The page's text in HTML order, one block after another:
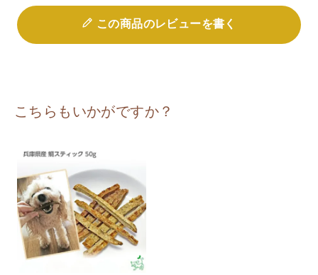
この商品のレビューを書く
こちらもいかがですか？